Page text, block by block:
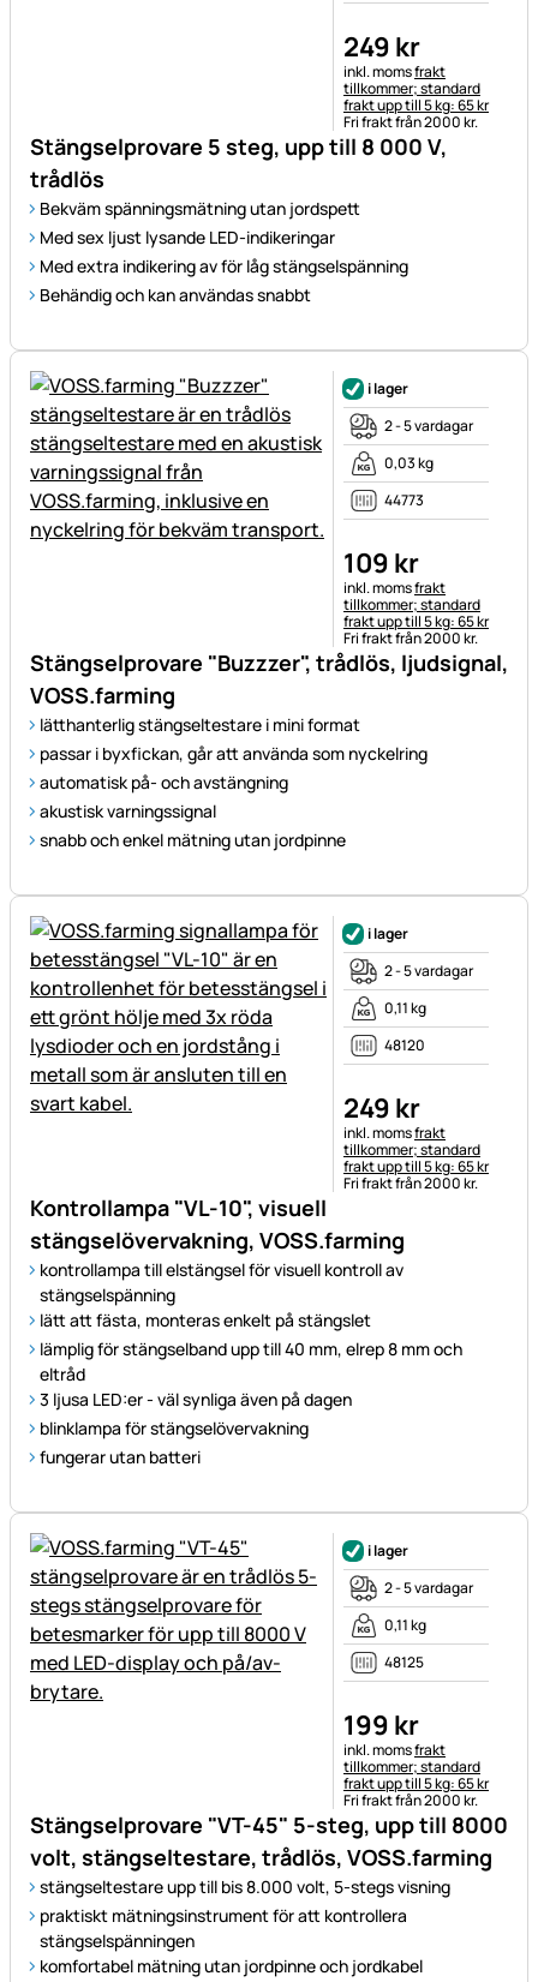
Stängselprovare 5 steg, upp till 8 000 V,
trådlös
Bekväm spänningsmätning utan jordspett
Med sex ljust lysande LED-indikeringar
Med extra indikering av för låg stängselspänning
Behändig och kan användas snabbt
249 kr
Skatteinformation:
inkl. momsfrakt
tillkommer; standard
frakt upp till 5 kg: 65 kr
Fri frakt från 2000 kr.
Stängselprovare "Buzzzer", trådlös, ljudsignal,
VOSS.farming
lätthanterlig stängseltestare i mini format
passar i byxfickan, går att använda som nyckelring
automatisk på- och avstängning
akustisk varningssignal
snabb och enkel mätning utan jordpinne
i lager
2 - 5 vardagar
0,03 kg
44773
109 kr
Skatteinformation:
inkl. momsfrakt
tillkommer; standard
frakt upp till 5 kg: 65 kr
Fri frakt från 2000 kr.
Kontrollampa "VL-10", visuell
stängselövervakning, VOSS.farming
kontrollampa till elstängsel för visuell kontroll av
stängselspänning
lätt att fästa, monteras enkelt på stängslet
lämplig för stängselband upp till 40 mm, elrep 8 mm och
eltråd
3 ljusa LED:er - väl synliga även på dagen
blinklampa för stängselövervakning
fungerar utan batteri
i lager
2 - 5 vardagar
0,11 kg
48120
249 kr
Skatteinformation:
inkl. momsfrakt
tillkommer; standard
frakt upp till 5 kg: 65 kr
Fri frakt från 2000 kr.
Stängselprovare "VT-45" 5-steg, upp till 8000
volt, stängseltestare, trådlös, VOSS.farming
stängseltestare upp till bis 8.000 volt, 5-stegs visning
praktiskt mätningsinstrument för att kontrollera
stängselspänningen
komfortabel mätning utan jordpinne och jordkabel
i lager
2 - 5 vardagar
0,11 kg
48125
199 kr
Skatteinformation:
inkl. momsfrakt
tillkommer; standard
frakt upp till 5 kg: 65 kr
Fri frakt från 2000 kr.